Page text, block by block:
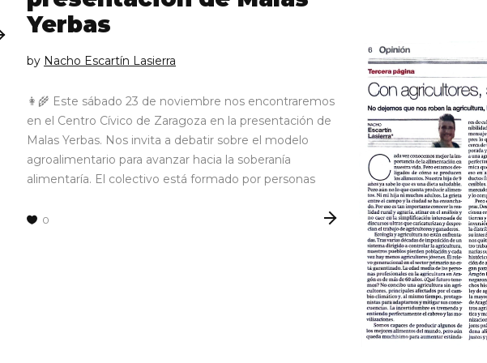
Yerbas
by Nacho Escartín Lasierra
👩‍🌾 Este sábado 23 de noviembre nos encontraremos
en el Centro Cívico de Zaragoza en la presentación de
Malas Yerbas. Nos invita a debatir sobre el modelo
agroalimentario para avanzar hacia la soberanía
alimentaría. El colectivo está formado por personas
0